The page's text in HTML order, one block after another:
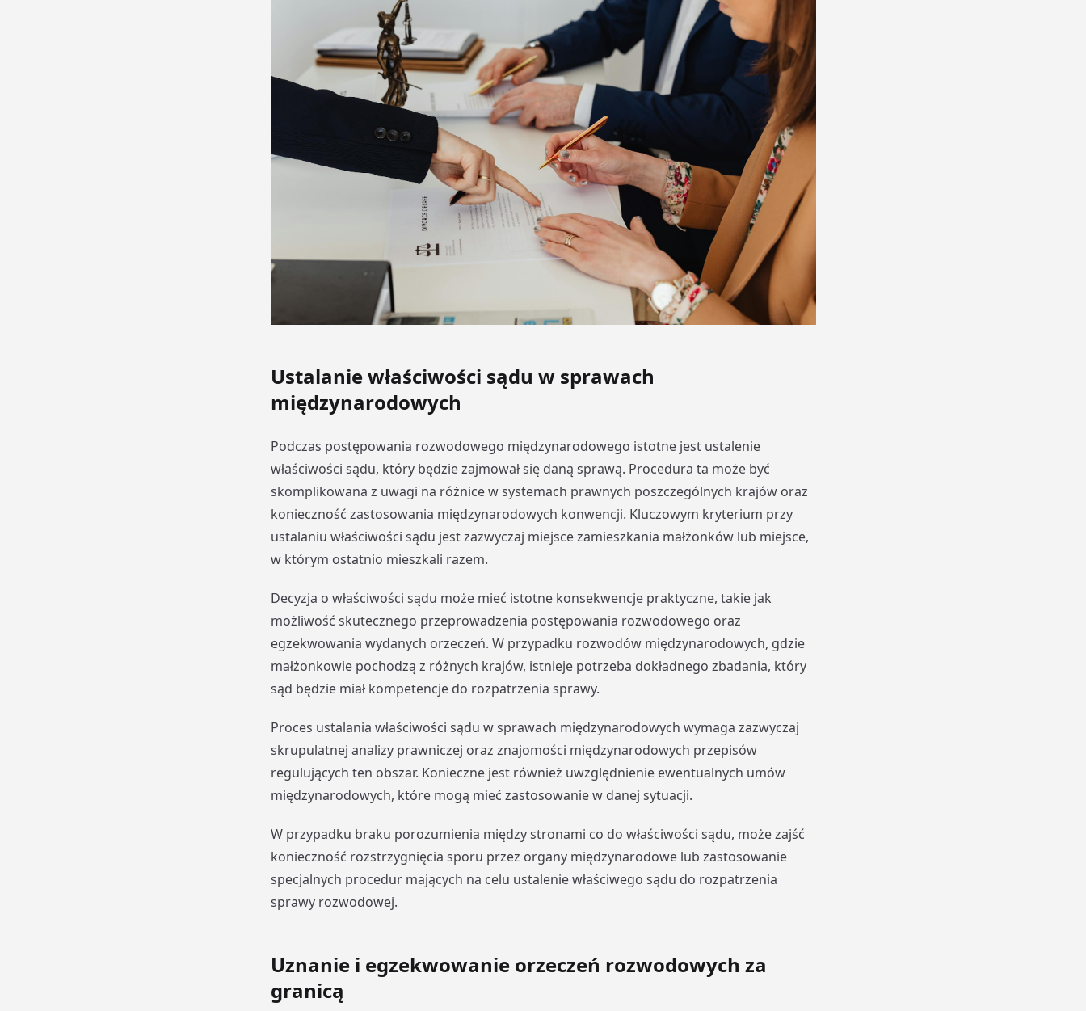
Ustalanie właściwości sądu w sprawach
międzynarodowych
Podczas postępowania rozwodowego międzynarodowego istotne jest ustalenie
właściwości sądu, który będzie zajmował się daną sprawą. Procedura ta może być
skomplikowana z uwagi na różnice w systemach prawnych poszczególnych krajów oraz
konieczność zastosowania międzynarodowych konwencji. Kluczowym kryterium przy
ustalaniu właściwości sądu jest zazwyczaj miejsce zamieszkania małżonków lub miejsce,
w którym ostatnio mieszkali razem.
Decyzja o właściwości sądu może mieć istotne konsekwencje praktyczne, takie jak
możliwość skutecznego przeprowadzenia postępowania rozwodowego oraz
egzekwowania wydanych orzeczeń. W przypadku rozwodów międzynarodowych, gdzie
małżonkowie pochodzą z różnych krajów, istnieje potrzeba dokładnego zbadania, który
sąd będzie miał kompetencje do rozpatrzenia sprawy.
Proces ustalania właściwości sądu w sprawach międzynarodowych wymaga zazwyczaj
skrupulatnej analizy prawniczej oraz znajomości międzynarodowych przepisów
regulujących ten obszar. Konieczne jest również uwzględnienie ewentualnych umów
międzynarodowych, które mogą mieć zastosowanie w danej sytuacji.
W przypadku braku porozumienia między stronami co do właściwości sądu, może zajść
konieczność rozstrzygnięcia sporu przez organy międzynarodowe lub zastosowanie
specjalnych procedur mających na celu ustalenie właściwego sądu do rozpatrzenia
sprawy rozwodowej.
Uznanie i egzekwowanie orzeczeń rozwodowych za
granicą